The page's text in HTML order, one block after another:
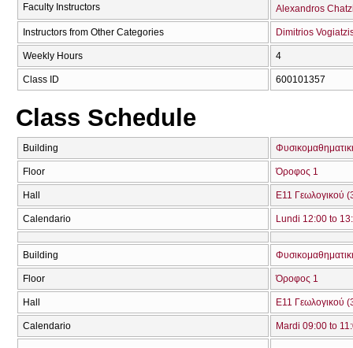
Faculty Instructors Alexandros
Instructors from Other Categories Dimitrios
Weekly Hours 4
Class ID 600101357
Class Schedule
Building
Floor Όροφος 1
Hall Ε11 Γεωλογικού
Calendario Lundi 12:00 to
Building
Floor Όροφος 1
Hall Ε11 Γεωλογικού
Calendario Mardi 09:00 to